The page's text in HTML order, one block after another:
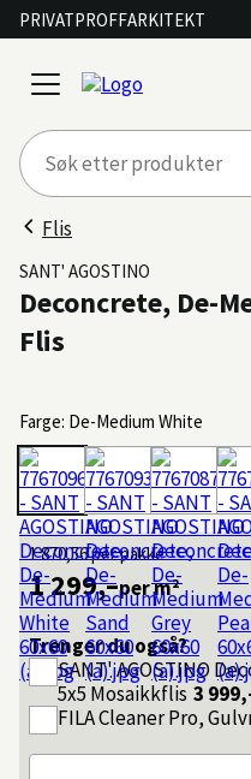
PRIVATPROFFARKITEKT
open
menu
Flis
SANT' AGOSTINO
Deconcrete, De-
Flis
Farge: De-Medium White
1 870,56per pakke
1 299,–per m²
Trenger du også?
SANT' AGOSTINO
5x5 Mosaikkflis 3
FILACleaner Pro,